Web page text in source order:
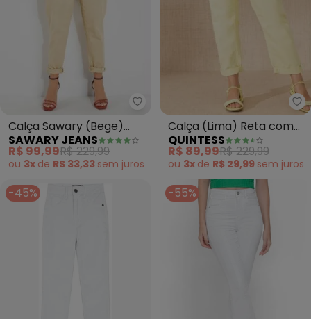
Sawary Jeans - Calça Sawary
Calça Sawary (Bege)
Mom Jeans com Bolsos
SAWARY JEANS
R$ 99,99R$ 229,99
ou 3x de R$ 33,33 sem juros
Calça (Lima) Reta com
Bolsos
QUINTESS
R$ 89,99R$ 229,99
ou 3x de R$ 29,99 sem juros
-45% -55%